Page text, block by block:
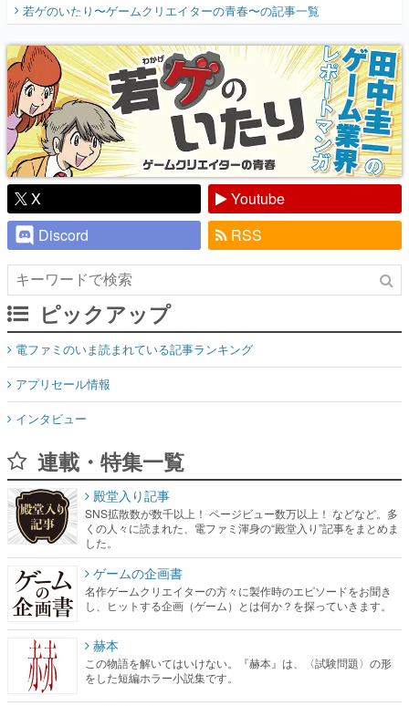
『少年ジャンプ』色だった【若ゲのいた
り】
若ゲのいたり〜ゲームクリエイターの青春〜の記事一覧
X
Youtube
Discord
RSS
ピックアップ
電ファミのいま読まれている記事ランキング
アプリセール情報
インタビュー
連載・特集一覧
殿堂入り記事
SNS拡散数が数千以上！ ページビュー数万以上！ などなど。多
くの人々に読まれた、電ファミ渾身の“殿堂入り”記事をまとめま
した。
ゲームの企画書
名作ゲームクリエイターの方々に製作時のエピソードをお聞き
し、ヒットする企画（ゲーム）とは何か？を探っていきます。
赫本
この物語を解いてはいけない。『赫本』は、〈試験問題〉の形
をした短編ホラー小説集です。